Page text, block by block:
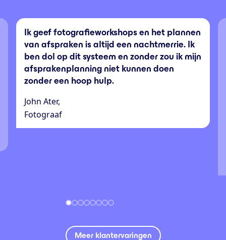
Ik geef fotografieworkshops en het plannen
van afspraken is altijd een nachtmerrie. Ik
ben dol op dit systeem en zonder zou ik mijn
afsprakenplanning niet kunnen doen
zonder een hoop hulp.
John Ater,
Fotograaf
Meer klantervaringen